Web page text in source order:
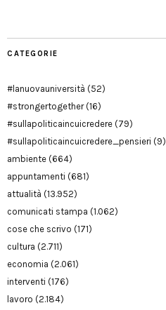
CATEGORIE
#lanuovauniversità (52)
#strongertogether(16)
#sullapoliticaincuicredere (79)
#sullapoliticaincuicredere_pensieri (9)
ambiente (664)
appuntamenti (681)
attualità (13.952)
comunicati stampa (1.062)
cose che scrivo (171)
cultura (2.711)
economia (2.061)
interventi (176)
lavoro (2.184)